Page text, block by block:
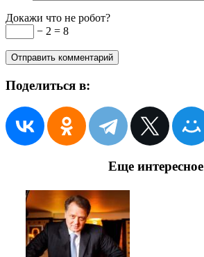
Докажи что не робот?
− 2 = 8
Поделиться в:
Еще интересное